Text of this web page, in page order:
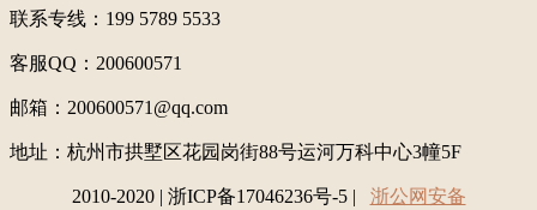
联系专线：199 5789 5533
客服QQ：200600571
邮箱：200600571@qq.com
地址： 杭州市拱墅区花园岗街88号运河万科中心3幢5F
2010-2020 | 浙ICP备17046236号-5 |
浙公网安备